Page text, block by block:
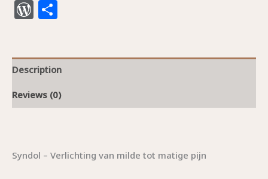
WordPress
Description
Reviews (0)
Syndol – Verlichting van milde tot matige pijn